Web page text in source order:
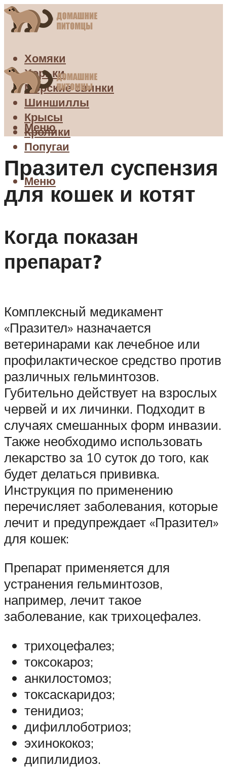
Хомяки
Хорьки
Морские свинки
Шиншиллы
Крысы
Кролики
Попугаи
Меню
Меню
Празител суспензия
для кошек и котят
Когда показан
препарат?
Комплексный медикамент
«Празител» назначается
ветеринарами как лечебное или
профилактическое средство против
различных гельминтозов.
Губительно действует на взрослых
червей и их личинки. Подходит в
случаях смешанных форм инвазии.
Также необходимо использовать
лекарство за 10 суток до того, как
будет делаться прививка.
Инструкция по применению
перечисляет заболевания, которые
лечит и предупреждает «Празител»
для кошек:
Препарат применяется для
устранения гельминтозов,
например, лечит такое
заболевание, как трихоцефалез.
трихоцефалез;
токсокароз;
анкилостомоз;
токсаскаридоз;
тенидиоз;
дифиллоботриоз;
эхинококоз;
дипилидиоз.